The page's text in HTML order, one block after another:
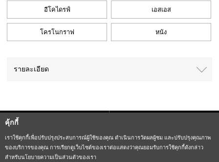
คุ้กกี้
เราใช้คุกกี้เพื่อปรับปรุงประสบการณ์ผู้ใช้ของคุณ ดำเนินการวัดผลผู้ชม และปรับปรุงคุณภาพ
ของบริการของคุณ การเรียกดูเว็บไซต์ของเราต่อแสดงว่าคุณยอมรับการใช้คุกกี้ดังกล่าว
สำหรับนโยบายความเป็นส่วนตัวของเรา
อีโคไดรฟ์ เอสเอส
โครโนกราฟ หนัง
รายละเอียด
CITIZEN (H.K.) Privacy Policy